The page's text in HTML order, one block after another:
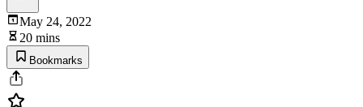
May 24, 2022
20 mins
Bookmarks